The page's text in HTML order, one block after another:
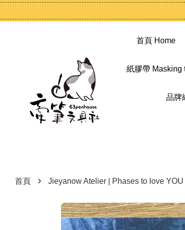
首頁 Home
紙膠帶 Masking
品牌
首頁 › Jieyanow Atelier | Phases to love